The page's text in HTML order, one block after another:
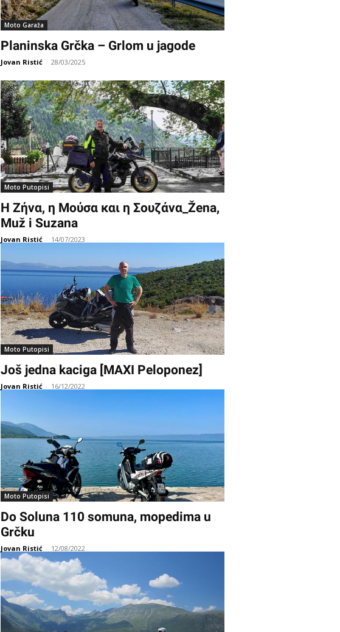
Moto Garaža
Planinska Grčka – Grlom u jagode
Jovan Ristić - 28/03/2025
Moto Putopisi
Η Ζήνα, η Μούσα και η Σουζάνα_Žena,
Muž i Suzana
Jovan Ristić - 14/07/2023
Moto Putopisi
Još jedna kaciga [MAXI Peloponez]
Jovan Ristić - 16/12/2022
Moto Putopisi
Do Soluna 110 somuna, mopedima u
Grčku
Jovan Ristić - 12/08/2022